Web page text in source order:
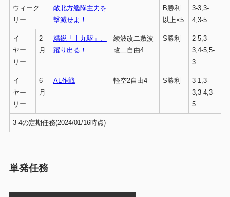
ウィーク
リー
敵北方艦隊主力を
撃滅せよ！
B勝利
以上×5
3-3,3-
4,3-5
イ
ヤー
リー
2
月
精鋭「十九駆」、
躍り出る！
綾波改二敷波
改二自由4
S勝利
2-5,3-
3,4-5,5-
3
イ
ヤー
リー
6
月
AL作戦 軽空2自由4 S勝利
3-1,3-
3,3-4,3-
5
3-4の定期任務(2024/01/16時点)
単発任務